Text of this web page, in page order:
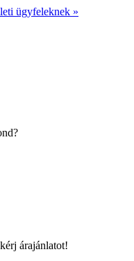
ügyfeleknek »
árajánlatot!